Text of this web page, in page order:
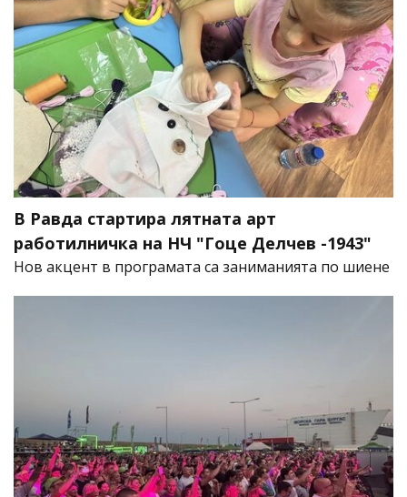
В Равда стартира лятната арт
работилничка на НЧ "Гоце Делчев -1943"
Нов акцент в програмата са заниманията по шиене